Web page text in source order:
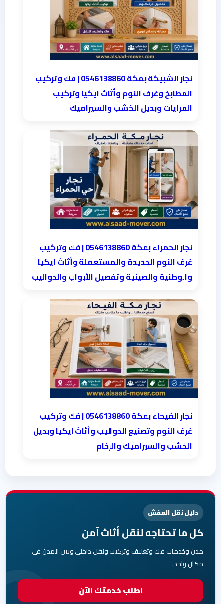
نجار الشبيكة بمكة 0546138860⁩ | فك وتركيب
المطابخ وغرف النوم وأثاث ايكيا وتركيب
المرايات وبديل الخشب والسيراميك
نجار الحمراء بمكة 0546138860⁩ | فك وتركيب
غرف النوم الجديدة والمستعملة وأثاث ايكيا
والوطنية والصينية وتفصيل الأبواب والدواليب
نجار الفيحاء بمكة 0546138860⁩ | فك وتركيب
غرف النوم وتصنيع الدواليب وأثاث ايكيا وبديل
الخشب والسيراميك والرخام
دليل نقل العفش
كل ما تحتاجه لنقل أثاث آمن
مدن وخدمات فك وتغليف وتركيب ونقل داخلي وبين المدن في
مكان واحد.
اطلب خدمتك الآن